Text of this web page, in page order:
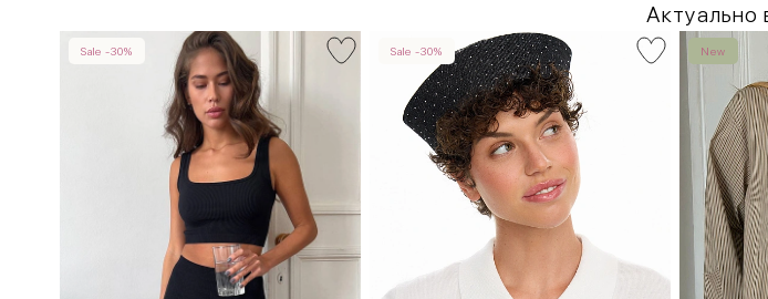
Актуально
Sale -30% Sale -30% New